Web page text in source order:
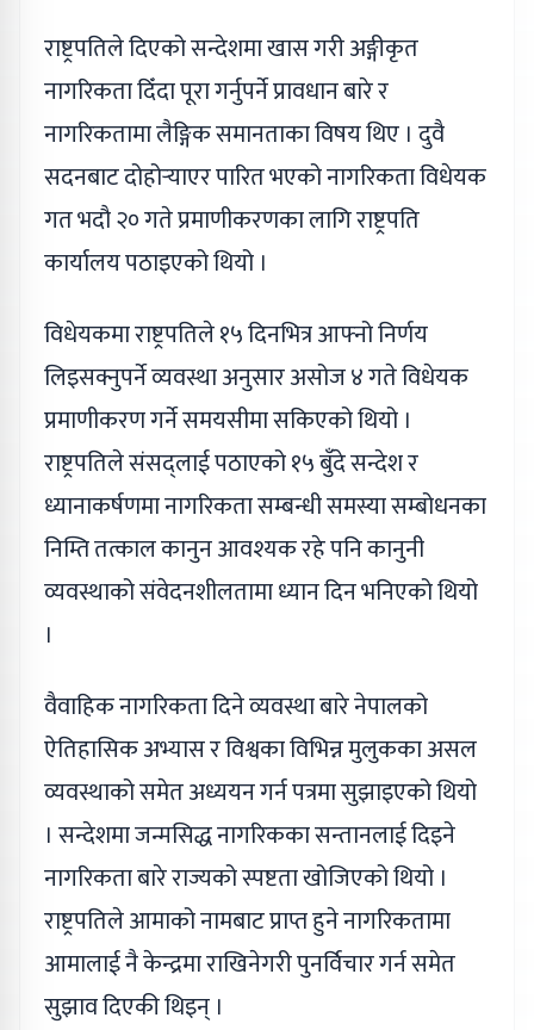
राष्ट्रपतिले दिएको सन्देशमा खास गरी अङ्गीकृत
नागरिकता दिँदा पूरा गर्नुपर्ने प्रावधान बारे र
नागरिकतामा लैङ्गिक समानताका विषय थिए । दुवै
सदनबाट दोहोर्‍याएर पारित भएको नागरिकता विधेयक
गत भदौ २० गते प्रमाणीकरणका लागि राष्ट्रपति
कार्यालय पठाइएको थियो ।
विधेयकमा राष्ट्रपतिले १५ दिनभित्र आफ्नो निर्णय
लिइसक्नुपर्ने व्यवस्था अनुसार असोज ४ गते विधेयक
प्रमाणीकरण गर्ने समयसीमा सकिएको थियो ।
राष्ट्रपतिले संसद्लाई पठाएको १५ बुँदे सन्देश र
ध्यानाकर्षणमा नागरिकता सम्बन्धी समस्या सम्बोधनका
निम्ति तत्काल कानुन आवश्यक रहे पनि कानुनी
व्यवस्थाको संवेदनशीलतामा ध्यान दिन भनिएको थियो
।
वैवाहिक नागरिकता दिने व्यवस्था बारे नेपालको
ऐतिहासिक अभ्यास र विश्वका विभिन्न मुलुकका असल
व्यवस्थाको समेत अध्ययन गर्न पत्रमा सुझाइएको थियो
। सन्देशमा जन्मसिद्ध नागरिकका सन्तानलाई दिइने
नागरिकता बारे राज्यको स्पष्टता खोजिएको थियो ।
राष्ट्रपतिले आमाको नामबाट प्राप्त हुने नागरिकतामा
आमालाई नै केन्द्रमा राखिनेगरी पुनर्विचार गर्न समेत
सुझाव दिएकी थिइन् ।